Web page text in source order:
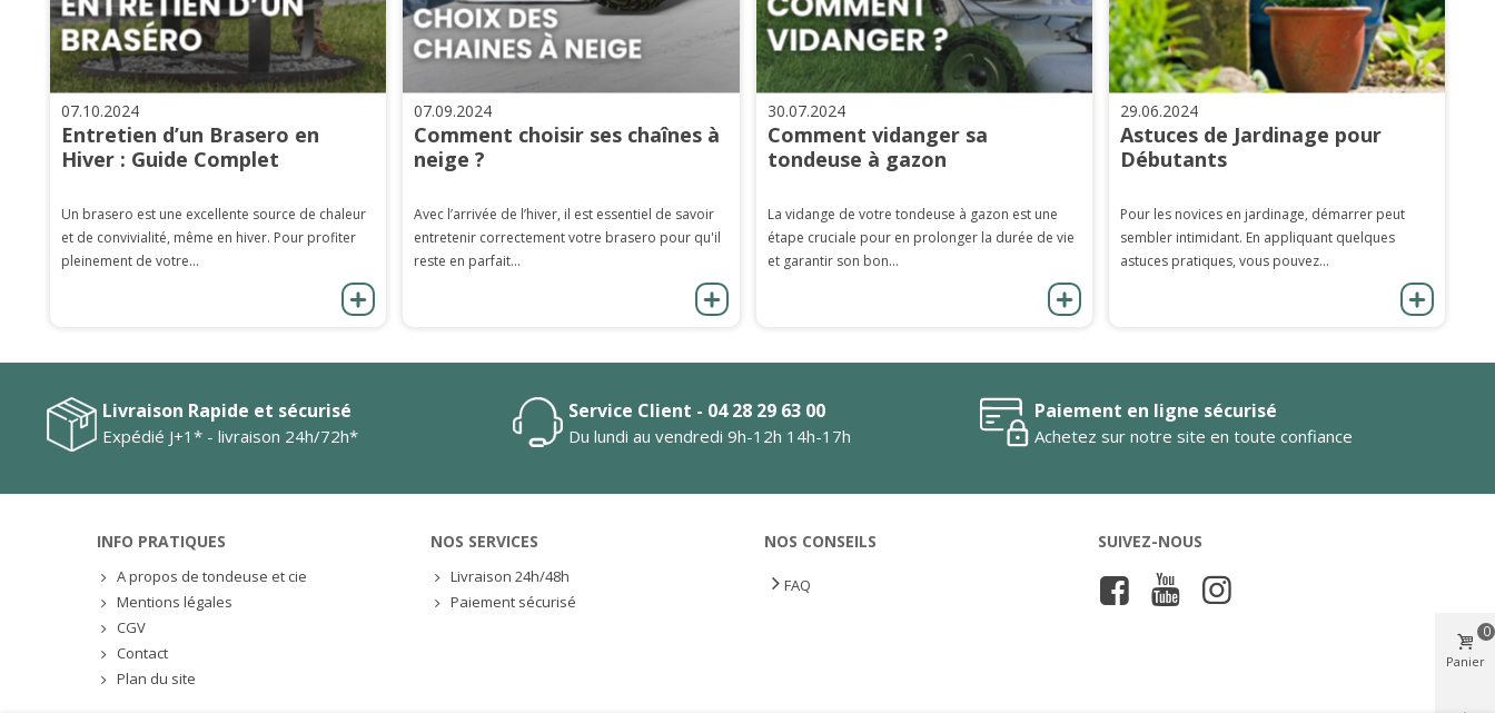
07.10.2024
Entretien d’un Brasero en
Hiver : Guide Complet
Un brasero est une excellente source de chaleur
et de convivialité, même en hiver. Pour profiter
pleinement de votre...
07.09.2024
Comment choisir ses chaînes à
neige ?
Avec l’arrivée de l’hiver, il est essentiel de savoir
entretenir correctement votre brasero pour qu'il
reste en parfait...
30.07.2024
Comment vidanger sa
tondeuse à gazon
La vidange de votre tondeuse à gazon est une
étape cruciale pour en prolonger la durée de vie
et garantir son bon...
29.06.2024
Astuces de Jardinage pour
Débutants
Pour les novices en jardinage, démarrer peut
sembler intimidant. En appliquant quelques
astuces pratiques, vous pouvez...
Livraison Rapide et sécurisé
Expédié J+1* - livraison 24h/72h*
Service Client - 04 28 29 63 00
Du lundi au vendredi 9h-12h 14h-17h
Paiement en ligne sécurisé
Achetez sur notre site en toute confiance
INFO PRATIQUES
A propos de tondeuse et cie
Mentions légales
CGV
Contact
Plan du site
NOS SERVICES
Livraison 24h/48h
Paiement sécurisé
NOS CONSEILS
FAQ
SUIVEZ-NOUS
Panier
0